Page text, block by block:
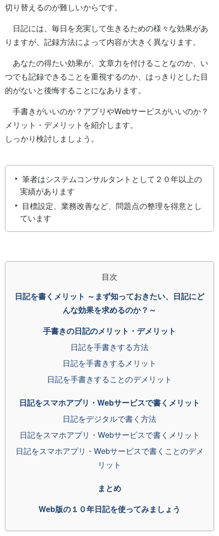
切り替えるのが難しいからです。
日記には、毎日を充実して生きるための様々な効果があ
りますが、記録方法によって内容が大きく異なります。
あなたの得たい効果が、文章力を付けることなのか、い
つでも記録できることを重視するのか、はっきりとした目
的がないと後悔することになあります。
手書きがいいのか？アプリやWebサービスがいいのか？
メリット・デメリットを紹介します。
しっかり検討しましょう。
筆者はシステムコンサルタントとして２０年以上の
実績があります
目標設定、業務改善など、問題点の整理を得意とし
ています
目次
日記を書くメリット ～まず知っておきたい、日記にど
んな効果を求めるのか？～
手書きの日記のメリット・デメリット
日記を手書きする方法
日記を手書きするメリット
日記を手書きすることのデメリット
日記をスマホアプリ・Webサービスで書くメリット
日記をデジタルで書く方法
日記をスマホアプリ・Webサービスで書くメリット
日記をスマホアプリ・Webサービスで書くことのデメ
リット
まとめ
Web版の１０年日記を使ってみましょう